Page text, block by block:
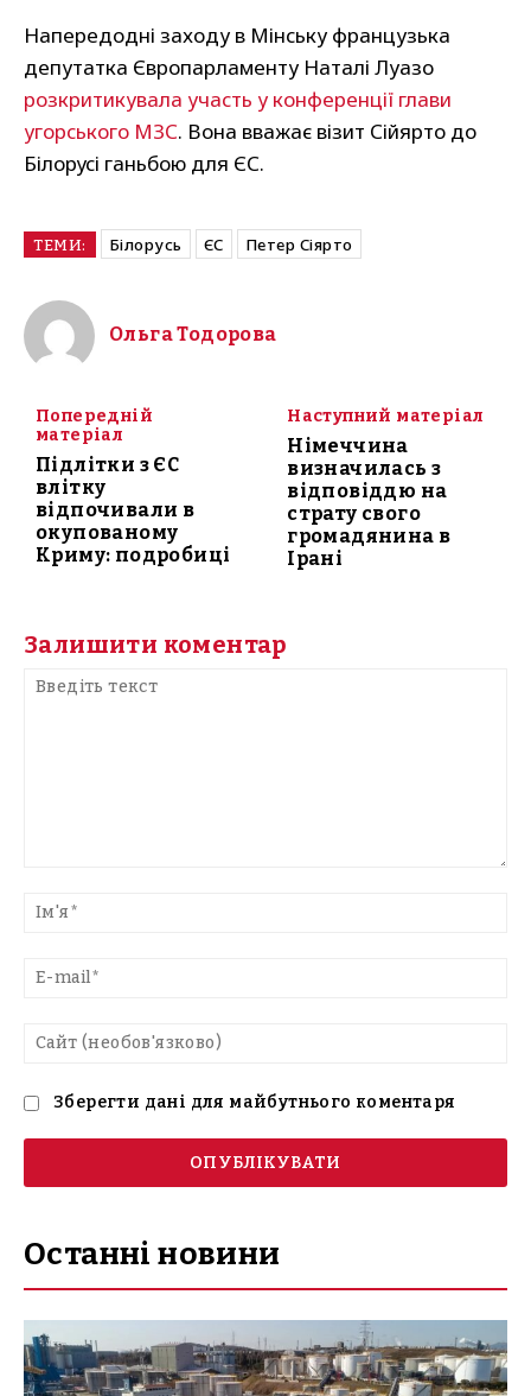
Напередодні заходу в Мінську французька
депутатка Європарламенту Наталі Луазо
розкритикувала участь у конференції глави
угорського МЗС. Вона вважає візит Сійярто до
Білорусі ганьбою для ЄС.
ТЕМИ: Білорусь ЄС Петер Сіярто
Ольга Тодорова
Попередній
матеріал
Підлітки з ЄС
влітку
відпочивали в
окупованому
Криму: подробиці
Наступний матеріал
Німеччина
визначилась з
відповіддю на
страту свого
громадянина в
Ірані
Залишити коментар
текст
Зберегти дані для майбутнього коментаря
Останні новини